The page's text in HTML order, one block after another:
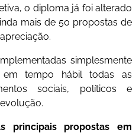
o diploma já foi alterado
mais de 50 propostas de
simplesmente
em tempo hábil todas as
sociais, políticos e
principais propostas em